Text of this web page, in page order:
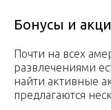
Бонусы и
Почти на всех
развлечениями
найти активные
предлагаются